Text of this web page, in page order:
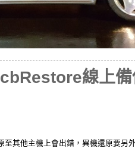
線上備
其他主機上會出錯，異機還原要另